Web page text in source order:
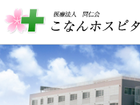
このページの本文へ
こなんホスピタル